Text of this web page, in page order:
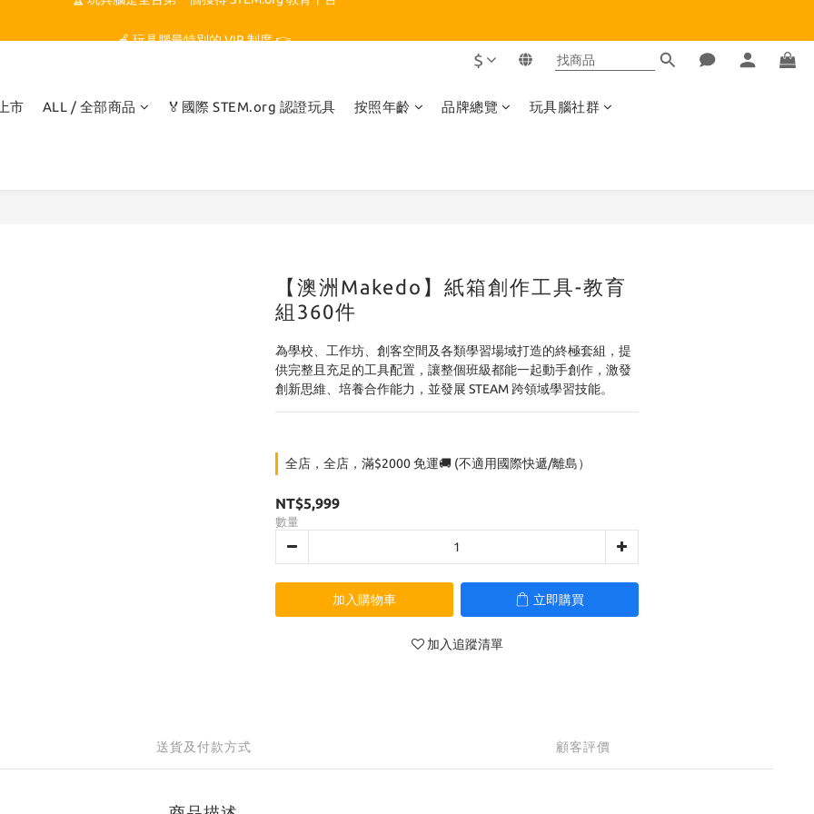
$
市 ALL / 全部商品 🏅國際 STEM.org 認證玩具 按照年齡 品牌總覽 玩具腦社群
【澳洲Makedo】紙箱創作工具-教育
組360件
為學校、工作坊、創客空間及各類學習場域打造的終極套組，提
供完整且充足的工具配置，讓整個班級都能一起動手創作，激發
創新思維、培養合作能力，並發展 STEAM 跨領域學習技能。
全店，全店，滿$2000 免運🚚 (不適用國際快遞/離島）
NT$5,999
數量
加入購物車 立即購買
加入追蹤清單
送貨及付款方式 顧客評價